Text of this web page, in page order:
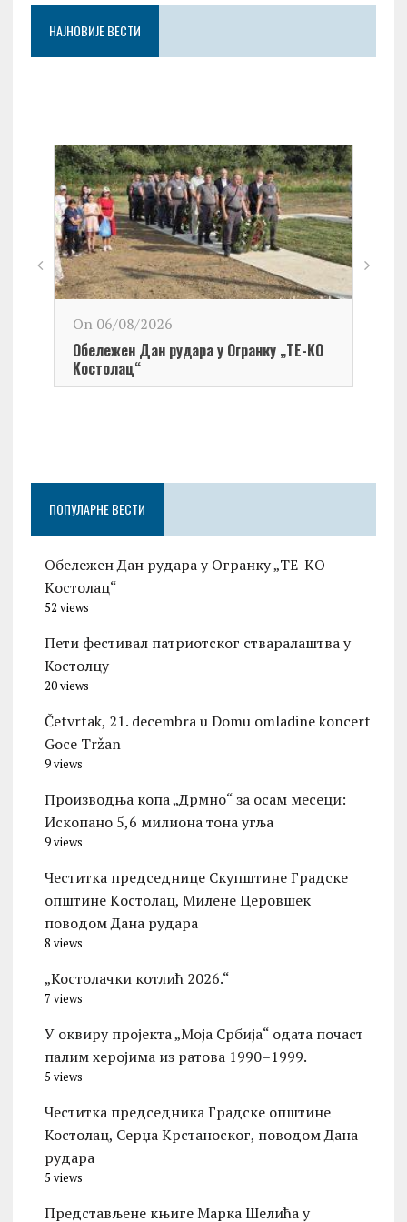
НАЈНОВИЈЕ ВЕСТИ
On 06/08/2026
Обележен Дан рудара у Огранку „ТЕ-KО
Kостолац“
ПОПУЛАРНЕ ВЕСТИ
Обележен Дан рудара у Огранку „ТЕ-KО
Kостолац“
52 views
Пети фестивал патриотског стваралаштва у
Костолцу
20 views
Četvrtak, 21. decembra u Domu omladine koncert
Goce Tržan
9 views
Производња копа „Дрмно“ за осам месеци:
Ископано 5,6 милиона тона угља
9 views
Честитка председнице Скупштине Градске
општине Kостолац, Милене Церовшек
поводом Дана рудара
8 views
„Костолачки котлић 2026.“
7 views
У оквиру пројекта „Моја Србија“ одата почаст
палим херојима из ратова 1990–1999.
5 views
Честитка председника Градске општине
Костолац, Серџа Крстаноског, поводом Дана
рудара
5 views
Представљене књиге Марка Шелића у